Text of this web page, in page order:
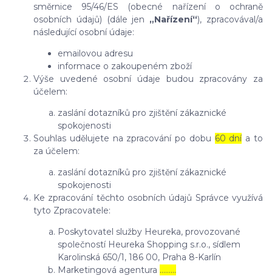
směrnice 95/46/ES (obecné nařízení o ochraně
osobních údajů) (dále jen „Nařízení“), zpracovával/a
následující osobní údaje:
emailovou adresu
informace o zakoupeném zboží
Výše uvedené osobní údaje budou zpracovány za
účelem:
zaslání dotazníků pro zjištění zákaznické
spokojenosti
Souhlas udělujete na zpracování po dobu 60 dnía to
za účelem:
zaslání dotazníků pro zjištění zákaznické
spokojenosti
Ke zpracování těchto osobních údajů Správce využívá
tyto Zpracovatele:
Poskytovatel služby Heureka, provozované
společností Heureka Shopping s.r.o., sídlem
Karolinská 650/1, 186 00, Praha 8-Karlín
Marketingová agentura ………